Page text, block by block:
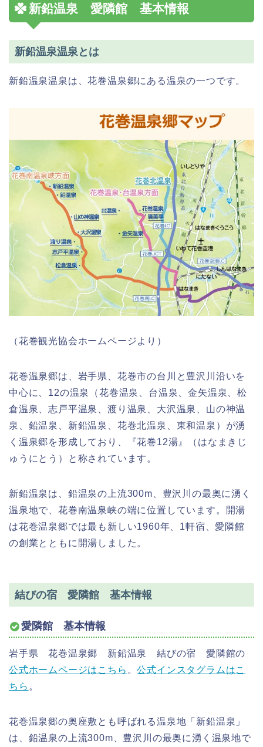
新鉛温泉 愛隣館 基本情報
新鉛温泉温泉とは
新鉛温泉温泉は、花巻温泉郷にある温泉の一つです。
（花巻観光協会ホームページより）
花巻温泉郷は、岩手県、花巻市の台川と豊沢川沿いを
中心に、12の温泉（花巻温泉、台温泉、金矢温泉、松
倉温泉、志戸平温泉、渡り温泉、大沢温泉、山の神温
泉、鉛温泉、新鉛温泉、花巻北温泉、東和温泉）が湧
く温泉郷を形成しており、『花巻12湯』（はなまきじ
ゅうにとう）と称されています。
新鉛温泉は、鉛温泉の上流300m、豊沢川の最奥に湧く
温泉地で、花巻南温泉峡の端に位置しています。開湯
は花巻温泉郷では最も新しい1960年、1軒宿、愛隣館
の創業とともに開湯しました。
結びの宿 愛隣館 基本情報
愛隣館 基本情報
岩手県 花巻温泉郷 新鉛温泉 結びの宿 愛隣館の
公式ホームページはこちら 。公式インスタグラムはこ
ちら 。
花巻温泉郷の奥座敷とも呼ばれる温泉地「新鉛温泉」
は、鉛温泉の上流300m、豊沢川の最奥に湧く温泉地で